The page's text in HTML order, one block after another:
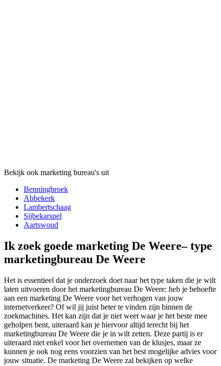
Bekijk ook marketing bureau's uit
Benningbroek
Abbekerk
Lambertschaag
Sijbekarspel
Aartswoud
Ik zoek goede marketing De Weere– type
marketingbureau De Weere
Het is essentieel dat je onderzoek doet naar het type taken die je wilt
laten uitvoeren door het marketingbureau De Weere: heb je behoefte
aan een marketing De Weere voor het verhogen van jouw
internetverkeer? Of wil jij juist beter te vinden zijn binnen de
zoekmachines. Het kan zijn dat je niet weet waar je het beste mee
geholpen bent, uiteraard kan je hiervoor altijd terecht bij het
marketingbureau De Weere die je in wilt zetten. Deze partij is er
uiteraard niet enkel voor het overnemen van de klusjes, maar ze
kunnen je ook nog eens voorzien van het best mogelijke advies voor
jouw situatie. De marketing De Weere zal bekijken op welke